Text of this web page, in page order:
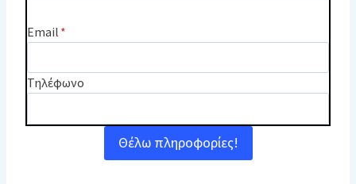
Email *
Τηλέφωνο
Θέλω πληροφορίες!